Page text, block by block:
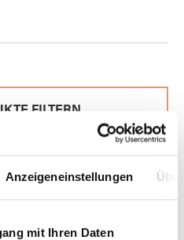
Anzeigeneinstellungen
mit Ihren Daten
FILTERN